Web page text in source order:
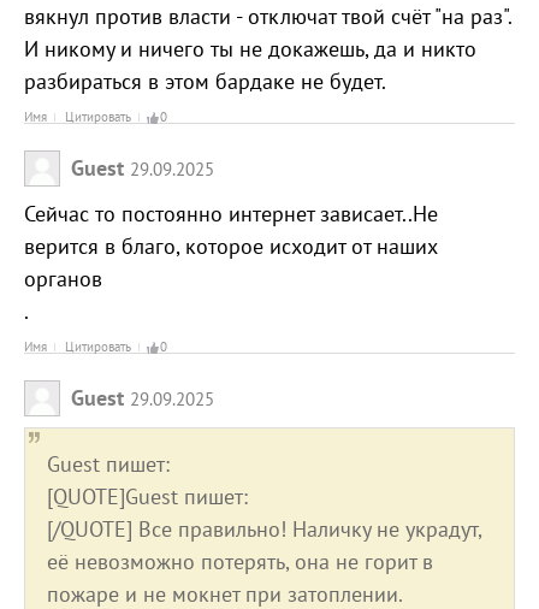
вякнул против власти - отключат твой счёт "на раз".
И никому и ничего ты не докажешь, да и никто
разбираться в этом бардаке не будет.
Имя Цитировать 0
Guest 29.09.2025
Сейчас то постоянно интернет зависает..Не
верится в благо, которое исходит от наших
органов
.
Имя Цитировать 0
Guest 29.09.2025
Guest пишет:
[QUOTE]Guest пишет:
[/QUOTE] Все правильно! Наличку не украдут,
её невозможно потерять, она не горит в
пожаре и не мокнет при затоплении.